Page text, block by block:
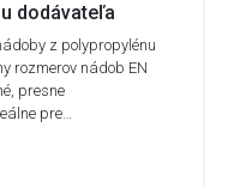
dodávateľa
z polypropylénu
rozmerov nádob EN
presne
pre…